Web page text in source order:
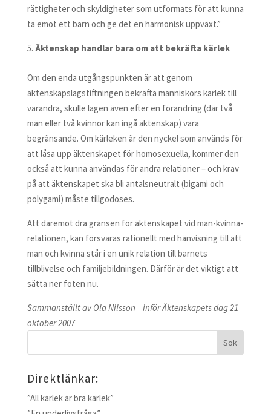
rättigheter och skyldigheter som utformats för att kunna
ta emot ett barn och ge det en harmonisk uppväxt.”
Äktenskap handlar bara om att bekräfta kärlek
Om den enda utgångspunkten är att genom
äktenskapslagstiftningen bekräfta människors kärlek till
varandra, skulle lagen även efter en förändring (där två
män eller två kvinnor kan ingå äktenskap) vara
begränsande. Om kärleken är den nyckel som används för
att låsa upp äktenskapet för homosexuella, kommer den
också att kunna användas för andra relationer – och krav
på att äktenskapet ska bli antalsneutralt (bigami och
polygami) måste tillgodoses.
Att däremot dra gränsen för äktenskapet vid man-kvinna-
relationen, kan försvaras rationellt med hänvisning till att
man och kvinna står i en unik relation till barnets
tillblivelse och familjebildningen. Därför är det viktigt att
sätta ner foten nu.
Sammanställt av Ola Nilsson inför Äktenskapets dag 21
oktober 2007
Direktlänkar:
”All kärlek är bra kärlek”